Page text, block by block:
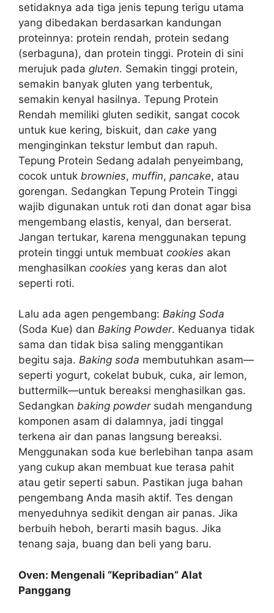
setidaknya ada tiga jenis tepung terigu utama
yang dibedakan berdasarkan kandungan
proteinnya: protein rendah, protein sedang
(serbaguna), dan protein tinggi. Protein di sini
merujuk pada gluten. Semakin tinggi protein,
semakin banyak gluten yang terbentuk,
semakin kenyal hasilnya. Tepung Protein
Rendah memiliki gluten sedikit, sangat cocok
untuk kue kering, biskuit, dan cake yang
menginginkan tekstur lembut dan rapuh.
Tepung Protein Sedang adalah penyeimbang,
cocok untuk brownies, muffin, pancake, atau
gorengan. Sedangkan Tepung Protein Tinggi
wajib digunakan untuk roti dan donat agar bisa
mengembang elastis, kenyal, dan berserat.
Jangan tertukar, karena menggunakan tepung
protein tinggi untuk membuat cookies akan
menghasilkan cookies yang keras dan alot
seperti roti.
Lalu ada agen pengembang: Baking Soda
(Soda Kue) dan Baking Powder. Keduanya tidak
sama dan tidak bisa saling menggantikan
begitu saja. Baking soda membutuhkan asam—
seperti yogurt, cokelat bubuk, cuka, air lemon,
buttermilk—untuk bereaksi menghasilkan gas.
Sedangkan baking powdersudah mengandung
komponen asam di dalamnya, jadi tinggal
terkena air dan panas langsung bereaksi.
Menggunakan soda kue berlebihan tanpa asam
yang cukup akan membuat kue terasa pahit
atau getir seperti sabun. Pastikan juga bahan
pengembang Anda masih aktif. Tes dengan
menyeduhnya sedikit dengan air panas. Jika
berbuih heboh, berarti masih bagus. Jika
tenang saja, buang dan beli yang baru.
Oven: Mengenali “Kepribadian” Alat
Panggang